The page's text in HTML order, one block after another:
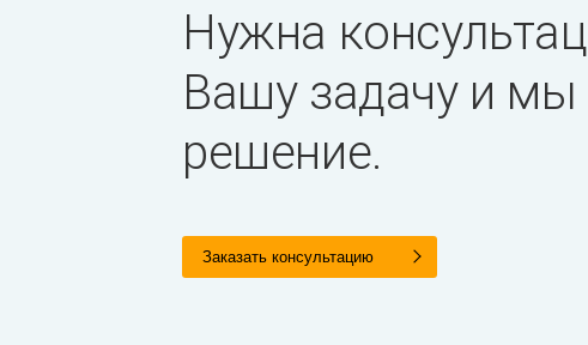
Нужна
Вашу задачу и
решение.
Заказать консультацию